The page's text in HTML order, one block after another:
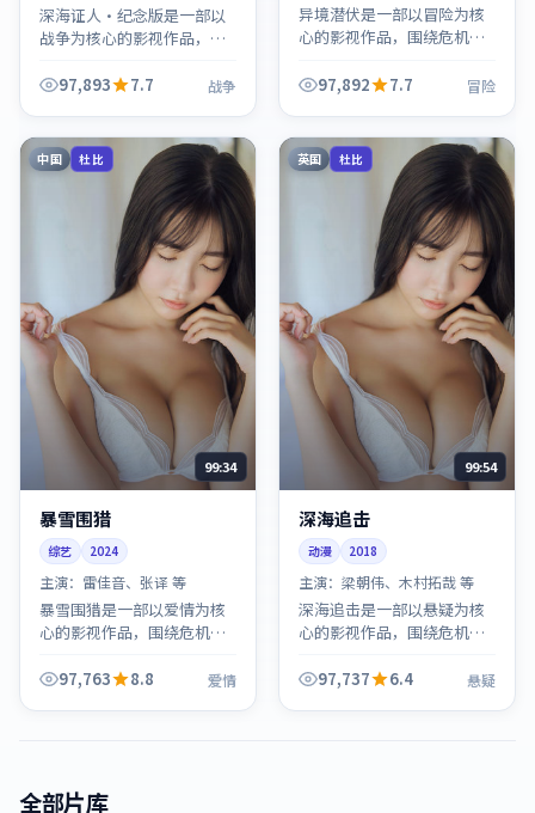
深海证人·纪念版是一部以
战争为核心的影视作品，围
开，整体节奏紧凑，值得推
97,893 7.7 战争
异境潜伏是一部以冒险为核
心的影视作品，围绕危机、
节奏紧凑，值得推荐观看。
97,892 7.7 冒险
中国 杜比
99:34
暴雪围猎
综艺 2024
主演： 雷佳音、张译 等
暴雪围猎是一部以爱情为核
心的影视作品，围绕危机、
节奏紧凑，值得推荐观看。
97,763 8.8 爱情
英国 杜比
99:54
深海追击
动漫 2018
主演：梁朝伟、木村拓哉 等
深海追击是一部以悬疑为核
心的影视作品，围绕危机、
节奏紧凑，值得推荐观看。
97,737 6.4 悬疑
全部片库